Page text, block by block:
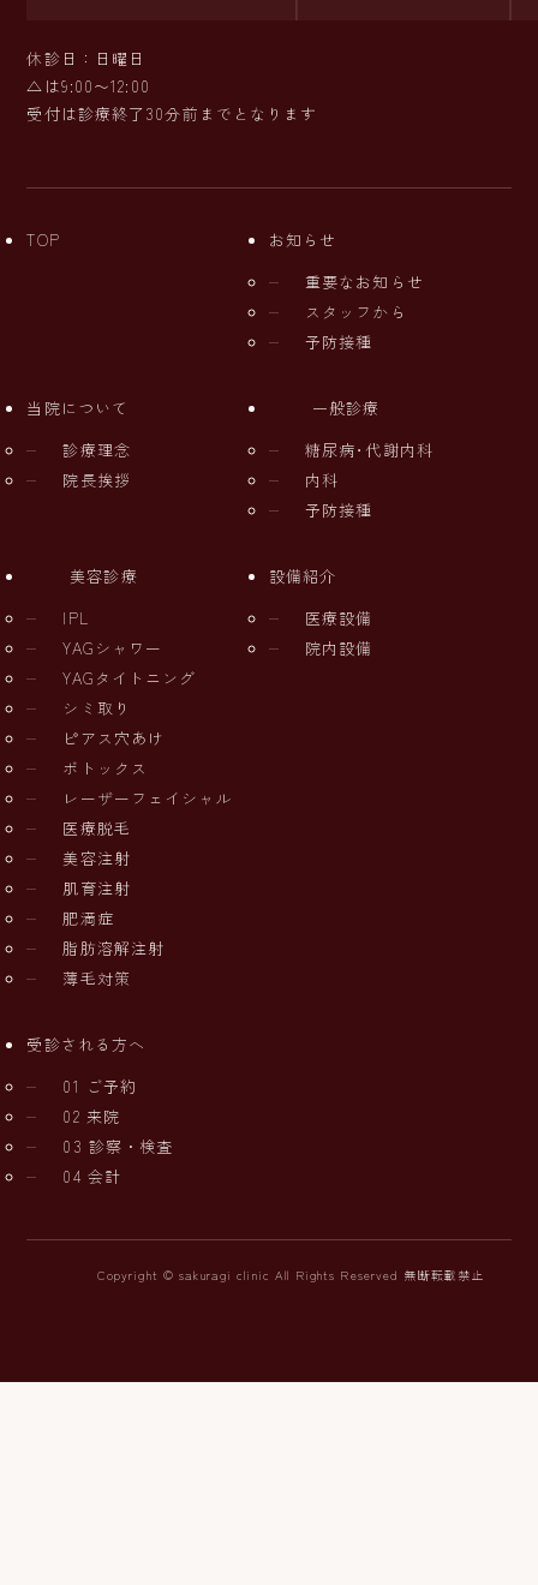
休診日：日曜日
△は9:00〜12:00
受付は診療終了30分前までとなります
TOP
お知らせ
重要なお知らせ
スタッフから
予防接種
当院について
診療理念
院長挨拶
一般診療
糖尿病･代謝内科
内科
予防接種
美容診療
IPL
YAGシャワー
YAGタイトニング
シミ取り
ピアス穴あけ
ボトックス
レーザーフェイシャル
医療脱毛
美容注射
肌育注射
肥満症
脂肪溶解注射
薄毛対策
設備紹介
医療設備
院内設備
受診される方へ
01 ご予約
02 来院
03 診察・検査
04 会計
Copyright © sakuragi clinic All Rights Reserved 無断転載禁止